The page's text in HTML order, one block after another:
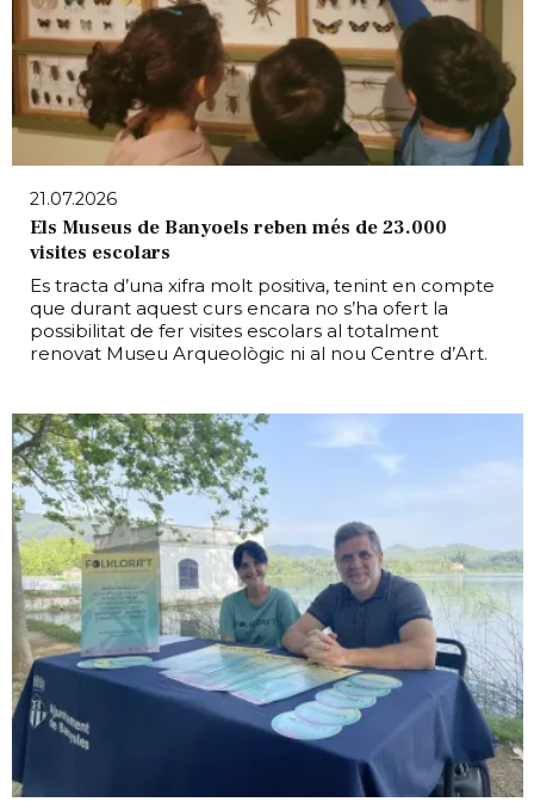
21.07.2026
Els Museus de Banyoels reben més de 23.000
visites escolars
Es tracta d’una xifra molt positiva, tenint en compte
que durant aquest curs encara no s’ha ofert la
possibilitat de fer visites escolars al totalment
renovat Museu Arqueològic ni al nou Centre d’Art.